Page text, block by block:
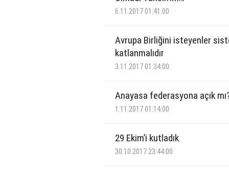
6.11.2017 01:41:00
Avrupa Birliğini isteyenler
katlanmalıdır
3.11.2017 01:34:00
Anayasa federasyona açık
1.11.2017 01:14:00
29 Ekim’i kutladık
30.10.2017 23:44:00